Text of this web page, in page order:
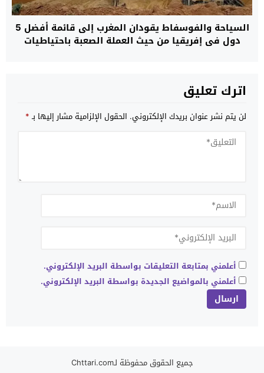
السياحة والفوسفاط يقودان المغرب إلى قائمة أفضل 5
دول في إفريقيا من حيث العملة الصعبة باحتياطيات
اترك تعليق
لن يتم نشر عنوان بريدك الإلكتروني. الحقول الإلزامية مشار إليها بـ*
أعلمني بمتابعة التعليقات بواسطة البريد الإلكتروني.
أعلمني بالمواضيع الجديدة بواسطة البريد الإلكتروني.
جميع الحقوق محفوظة لـChttari.com